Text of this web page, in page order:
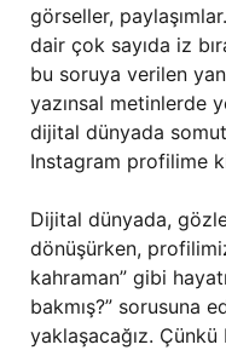
görseller,
dair çok sayıda iz
bu soruya verilen
yazınsal metinlerde
dijital dünyada
Instagram profilime
Dijital dünyada,
dönüşürken,
kahraman” gibi
bakmış?” sorusuna
yaklaşacağız.